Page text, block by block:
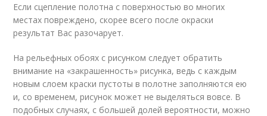
Если сцепление полотна с поверхностью во многих
местах повреждено, скорее всего после окраски
результат Вас разочарует.
На рельефных обоях с рисунком следует обратить
внимание на «закрашенность» рисунка, ведь с каждым
новым слоем краски пустоты в полотне заполняются ею
и, со временем, рисунок может не выделяться вовсе. В
подобных случаях, с большей долей вероятности, можно